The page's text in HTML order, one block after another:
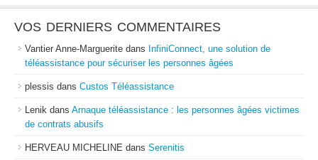
VOS DERNIERS COMMENTAIRES
Vantier Anne-Marguerite dans InfiniConnect, une solution de
téléassistance pour sécuriser les personnes âgées
plessis dans Custos Téléassistance
Lenik dans Arnaque téléassistance : les personnes âgées victimes
de contrats abusifs
HERVEAU MICHELINE dans Serenitis